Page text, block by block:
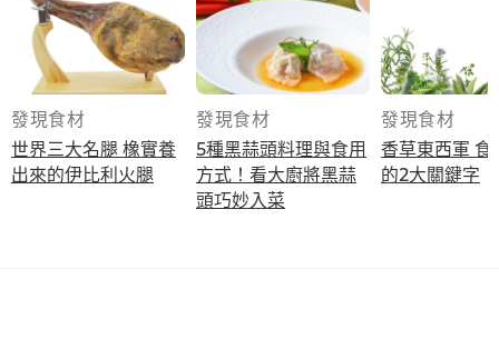
發現食材
世界三大名腿 橡實養
出來的伊比利火腿
發現食材
5種黑蒜頭料理與食用
方式！看大廚將黑蒜
頭巧妙入菜
發現食材
香草東西軍 食材提鮮
的2大關鍵字